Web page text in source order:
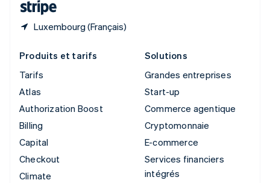
Luxembourg (Français)
Produits et tarifs
Tarifs
Atlas
Authorization Boost
Billing
Capital
Checkout
Climate
Solutions
Grandes entreprises
Start-up
Commerce agentique
Cryptomonnaie
E-commerce
Services financiers
intégrés